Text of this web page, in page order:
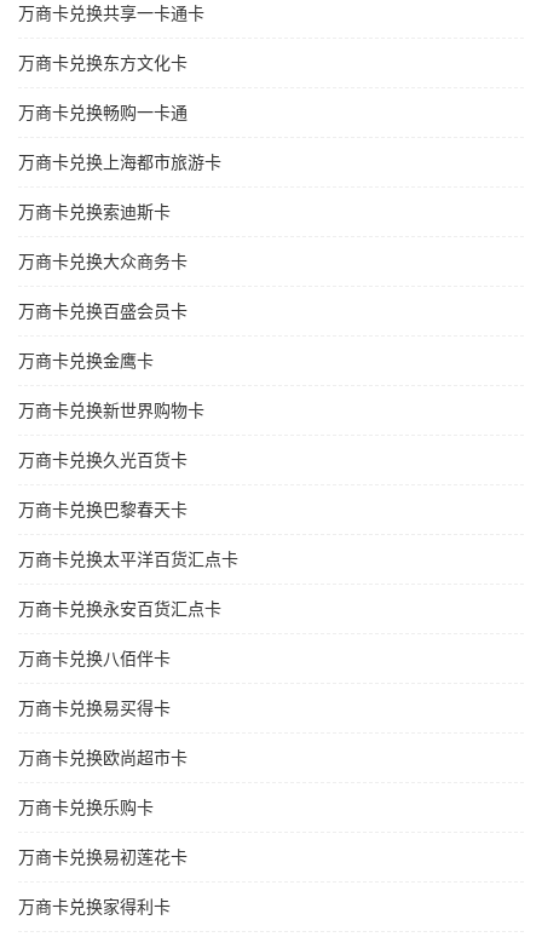
万商卡兑换共享一卡通卡
万商卡兑换东方文化卡
万商卡兑换畅购一卡通
万商卡兑换上海都市旅游卡
万商卡兑换索迪斯卡
万商卡兑换大众商务卡
万商卡兑换百盛会员卡
万商卡兑换金鹰卡
万商卡兑换新世界购物卡
万商卡兑换久光百货卡
万商卡兑换巴黎春天卡
万商卡兑换太平洋百货汇点卡
万商卡兑换永安百货汇点卡
万商卡兑换八佰伴卡
万商卡兑换易买得卡
万商卡兑换欧尚超市卡
万商卡兑换乐购卡
万商卡兑换易初莲花卡
万商卡兑换家得利卡